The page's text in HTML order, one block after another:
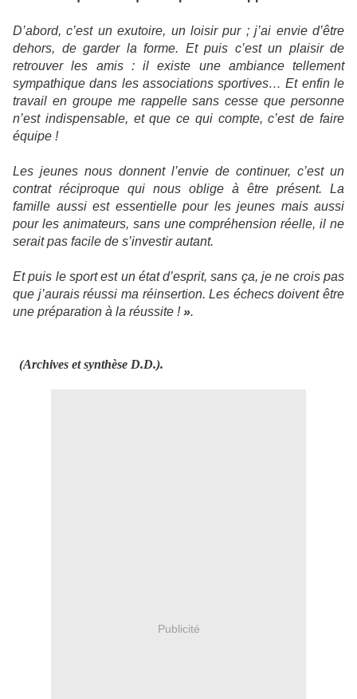
D’abord, c’est un exutoire, un loisir pur ; j’ai envie d’être
dehors, de garder la forme. Et puis c’est un plaisir de
retrouver les amis : il existe une ambiance tellement
sympathique dans les associations sportives… Et enfin le
travail en groupe me rappelle sans cesse que personne
n’est indispensable, et que ce qui compte, c’est de faire
équipe !
Les jeunes nous donnent l’envie de continuer, c’est un
contrat réciproque qui nous oblige à être présent. La
famille aussi est essentielle pour les jeunes mais aussi
pour les animateurs, sans une compréhension réelle, il ne
serait pas facile de s’investir autant.
Et puis le sport est un état d’esprit, sans ça, je ne crois pas
que j’aurais réussi ma réinsertion. Les échecs doivent être
une préparation à la réussite !».
(Archives et synthèse D.D.).
Publicité